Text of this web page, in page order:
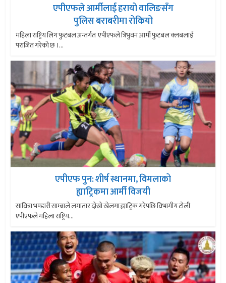
एपीएफले आर्मीलाई हरायो वालिङसँग
पुलिस बराबरीमा रोकियो
महिला राष्ट्रिय लिग फुटबल अन्तर्गत एपीएफले त्रिभुवन आर्मी फुटबल क्लबलाई
पराजित गरेको छ ।...
एपीएफ पुन: शीर्ष स्थानमा, विमलाको
ह्याट्रिकमा आर्मी विजयी
सावित्रा भण्डारी साम्बाले लगातार दोस्रो खेलमा ह्याट्रिक गरेपछि विभागीय टोली
एपीएफले महिला राष्ट्रिय...